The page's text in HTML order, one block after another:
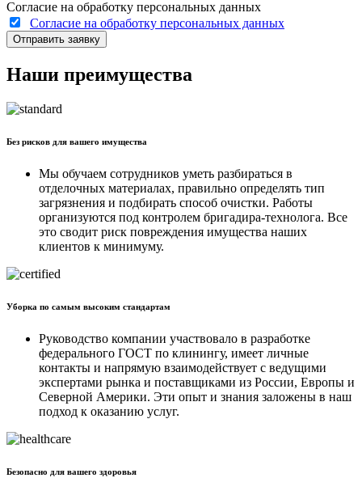
Согласие на обработку персональных данных
Согласие на обработку персональных данных
Отправить заявку
Наши преимущества
Без рисков для вашего имущества
Мы обучаем сотрудников уметь разбираться в
отделочных материалах, правильно определять тип
загрязнения и подбирать способ очистки. Работы
организуются под контролем бригадира-технолога. Все
это сводит риск повреждения имущества наших
клиентов к минимуму.
Уборка по самым высоким стандартам
Руководство компании участвовало в разработке
федерального ГОСТ по клинингу, имеет личные
контакты и напрямую взаимодействует с ведущими
экспертами рынка и поставщиками из России, Европы и
Северной Америки. Эти опыт и знания заложены в наш
подход к оказанию услуг.
Безопасно для вашего здоровья